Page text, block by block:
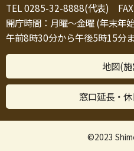
TEL 0285-32-8888(代表)
開庁時間：月曜～金曜 (年末年
午前8時30分から午後5時15分
地図(
窓口延長・
©2023